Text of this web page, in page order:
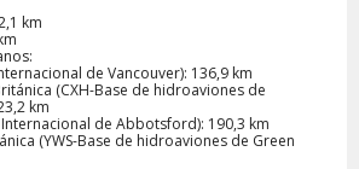
km
de Vancouver): 136,9 km
(CXH-Base de hidroaviones de
km
de Abbotsford): 190,3 km
(YWS-Base de hidroaviones de Green